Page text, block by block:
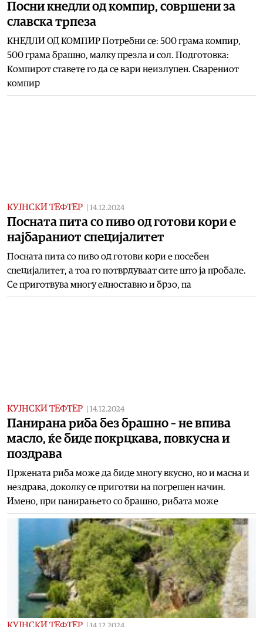
Посни кнедли од компир, совршени за
славска трпеза
КНЕДЛИ ОД КОМПИР Потребни се: 500 грама компир,
500 грама брашно, малку презла и сол. Подготовка:
Компирот ставете го да се вари неизлупен. Сварениот
компир
КУЈНСКИ ТЕФТЕР 14.12.2024
Посната пита со пиво од готови кори е
најбараниот специјалитет
Посната пита со пиво од готови кори е посебен
специјалитет, а тоа го потврдуваат сите што ја пробале.
Се приготвува многу едноставно и брзо, па
КУЈНСКИ ТЕФТЕР 14.12.2024
Панирана риба без брашно – не впива
масло, ќе биде покрцкава, повкусна и
поздрава
Пржената риба може да биде многу вкусно, но и масна и
нездрава, доколку се приготви на погрешен начин.
Имено, при панирањето со брашно, рибата може